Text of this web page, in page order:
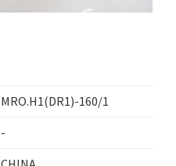
MRO.H1(DR1)-160/1
-